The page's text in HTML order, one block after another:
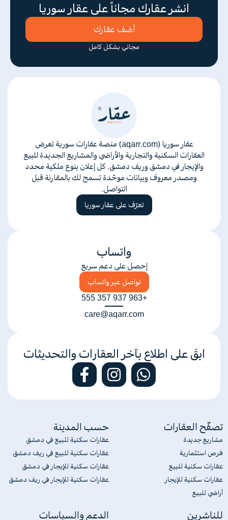
انشر عقارك مجاناً على عقار سوريا
أضف عقارك
مجاني بشكل كامل
عقار سوريا (aqarr.com) منصة عقارات سورية تعرض
العقارات السكنية والتجارية والأراضي والمشاريع الجديدة للبيع
والإيجار في دمشق وريف دمشق. كل إعلان بنوع ملكية محدد
ومصدر معروف وبيانات موحّدة تسمح لك بالمقارنة قبل
التواصل.
تعرّف على عقار سوريا
واتساب
إحصل على دعم سريع
تواصل عبر واتساب
+963 937 357 555
care@aqarr.com
ابقَ على اطلاع بآخر العقارات والتحديثات
تصفّح العقارات
مشاريع جديدة
فرص استثمارية
عقارات سكنية للبيع
عقارات سكنية للإيجار
أراضي للبيع
حسب المدينة
عقارات سكنية للبيع في دمشق
عقارات سكنية للبيع في ريف دمشق
عقارات سكنية للإيجار في دمشق
عقارات سكنية للإيجار في ريف دمشق
للناشرين الدعم والسياسات